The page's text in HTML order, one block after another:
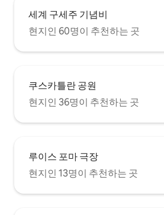
세계 구세주 기념비
현지인 60명이 추천하는 곳
쿠스카틀란 공원
현지인 36명이 추천하는 곳
루이스 포마 극장
현지인 13명이 추천하는 곳